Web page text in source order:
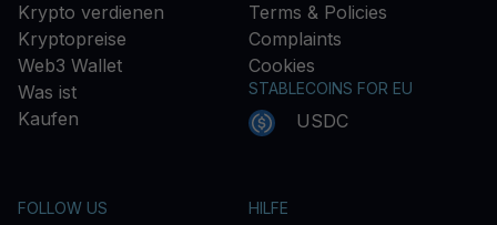
Krypto verdienen
Kryptopreise
Web3 Wallet
Was ist
Kaufen
Terms & Policies
Complaints
Cookies
STABLECOINS FOR EU
USDC
FOLLOW US HILFE